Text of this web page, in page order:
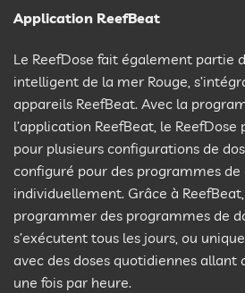
Application ReefBeat
Le ReefDose fait également partie
intelligent de la mer Rouge,
appareils ReefBeat. Avec la
l’application ReefBeat, le
pour plusieurs configurations de
configuré pour des programmes de
individuellement. Grâce à
programmer des programmes de
s’exécutent tous les jours, ou
avec des doses quotidiennes allant
une fois par heure.